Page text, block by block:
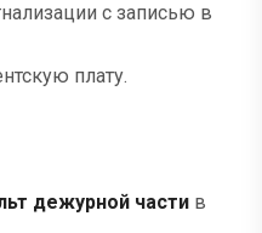
с записью в
плату.
дежурной части в